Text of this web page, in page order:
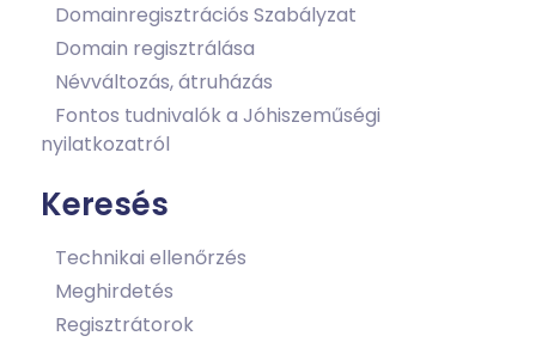
Domainregisztrációs Szabályzat
Domain regisztrálása
Névváltozás, átruházás
Fontos tudnivalók a Jóhiszeműségi
nyilatkozatról
Keresés
Technikai ellenőrzés
Meghirdetés
Regisztrátorok